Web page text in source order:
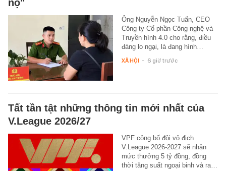
nộ"
Ông Nguyễn Ngọc Tuấn, CEO
Công ty Cổ phần Công nghệ và
Truyền hình 4.0 cho rằng, điều
đáng lo ngại, là đang hình…
XÃ HỘI - 6 giờ trước
Tất tần tật những thông tin mới nhất của
V.League 2026/27
VPF công bố đội vô địch
V.League 2026-2027 sẽ nhận
mức thưởng 5 tỷ đồng, đồng
thời tăng suất ngoại binh và ra…